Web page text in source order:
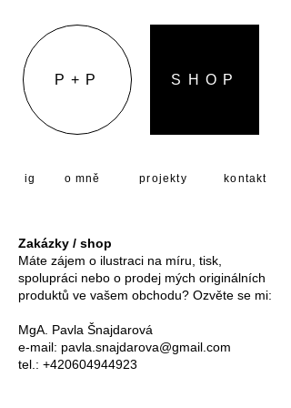
P + P S H O P
ig o mně projekty kontakt
Zakázky / shop
Máte zájem o ilustraci na míru, tisk,
spolupráci nebo o prodej mých originálních
produktů ve vašem obchodu? Ozvěte se mi:
MgA. Pavla Šnajdarová
e-mail: pavla.snajdarova@gmail.com
tel.: +420604944923